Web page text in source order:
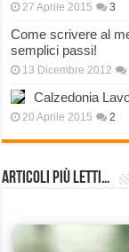
27 Aprile 2015 3
Come scrivere al
semplici passi!
13 Dicembre 2012
Calzedonia
20 Aprile 2015 2
Articoli più Letti…